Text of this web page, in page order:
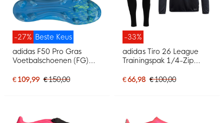
Beste Keus
-27%
adidas F50 Pro Gras
Voetbalschoenen (FG)
€ 109,99 € 150,00
-33%
adidas Tiro 26 League
Trainingspak 1/4-Zip
€ 66,98 € 100,00